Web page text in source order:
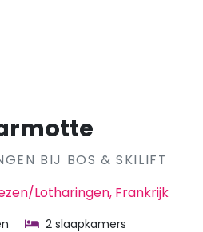
BIJ BOS & SKILIFT
Lotharingen, Frankrijk
2 slaapkamers